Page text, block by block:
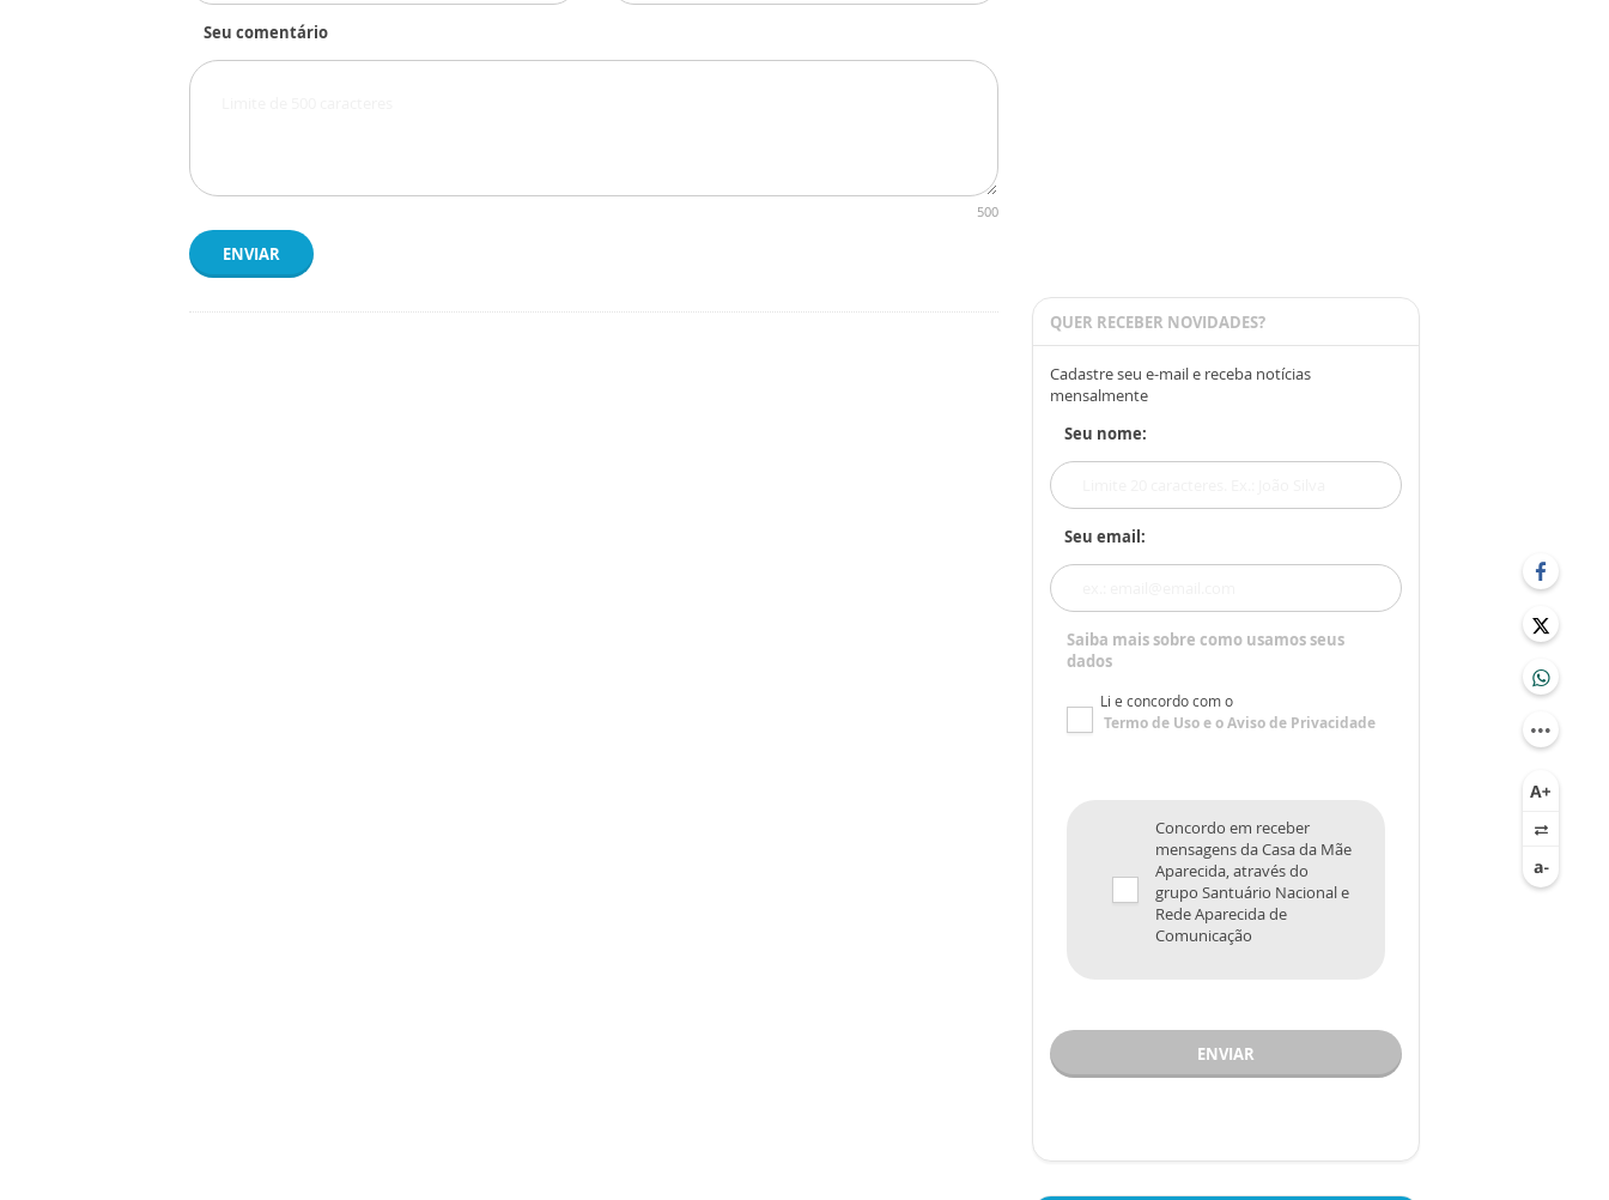
Seu comentário
500
ENVIAR
QUER RECEBER NOVIDADES?
Cadastre seu e-mail e receba notícias
mensalmente
Seu nome:
Seu email:
Saiba mais sobre como usamos seus
dados
Li e concordo com o
Termo de Usoe oAviso de Privacidade
Concordo em receber
mensagens da Casa da Mãe
Aparecida, através do
grupo Santuário Nacional e
Rede Aparecida de
Comunicação
ENVIAR